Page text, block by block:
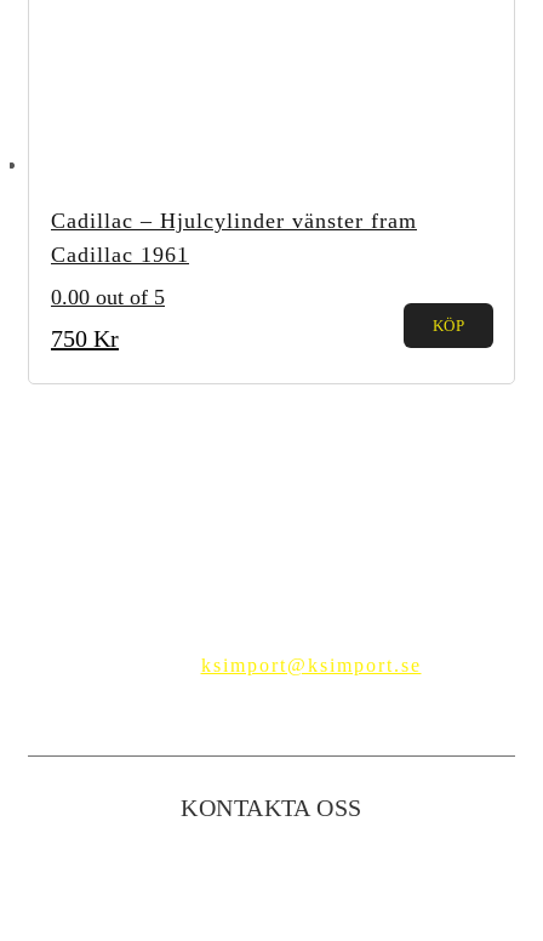
Cadillac – Hjulcylinder vänster fram
Cadillac 1961
0.00 out of 5
750 Kr KÖP
ksimport@ksimport.se
KONTAKTA OSS